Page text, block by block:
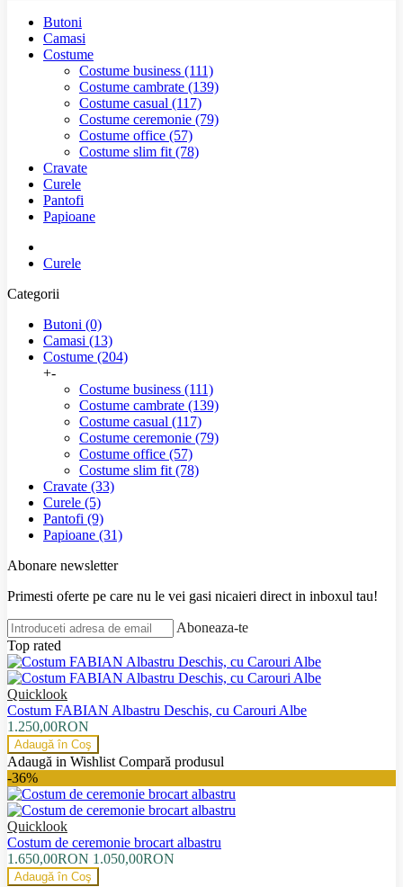
Butoni
Camasi
Costume
Costume business (111)
Costume cambrate (139)
Costume casual (117)
Costume ceremonie (79)
Costume office (57)
Costume slim fit (78)
Cravate
Curele
Pantofi
Papioane
Curele
Categorii
Butoni (0)
Camasi (13)
Costume (204)
+-
Costume business (111)
Costume cambrate (139)
Costume casual (117)
Costume ceremonie (79)
Costume office (57)
Costume slim fit (78)
Cravate (33)
Curele (5)
Pantofi (9)
Papioane (31)
Abonare newsletter
Primesti oferte pe care nu le vei gasi nicaieri direct in inboxul tau!
Aboneaza-te
Top rated
Quicklook
Costum FABIAN Albastru Deschis, cu Carouri Albe
1.250,00RON
Adaugă în Coş
Adaugă in Wishlist Compară produsul
-36%
Quicklook
Costum de ceremonie brocart albastru
1.650,00RON 1.050,00RON
Adaugă în Coş